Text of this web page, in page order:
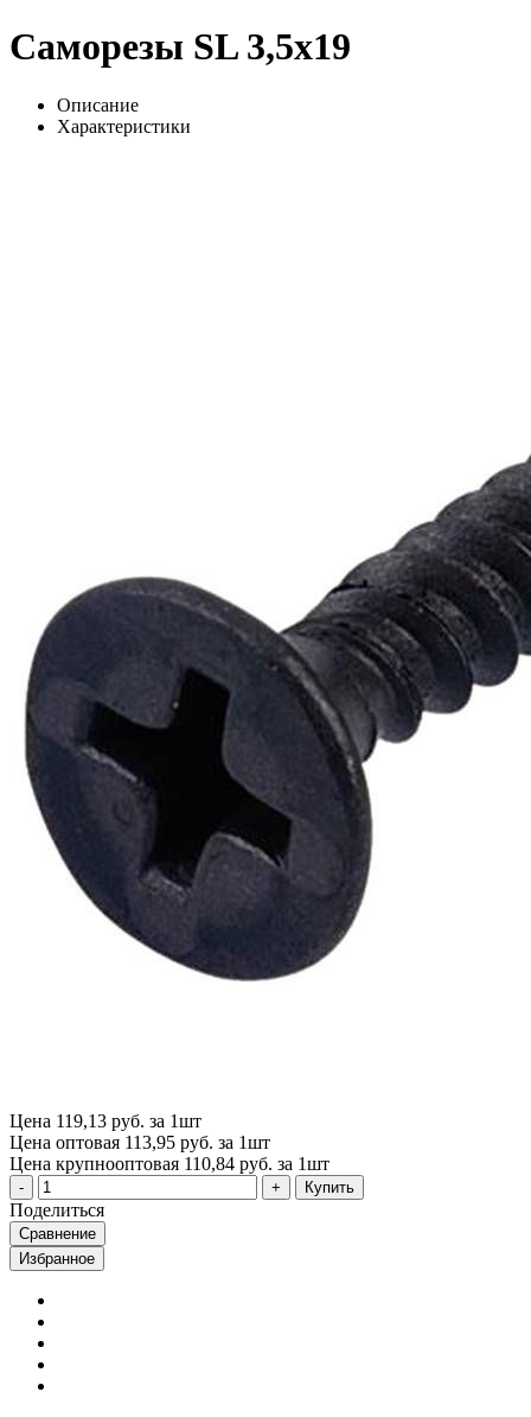
Саморезы SL 3,5х19
Описание
Характеристики
Цена 119,13 руб. за 1шт
Цена оптовая 113,95 руб. за 1шт
Цена крупнооптовая 110,84 руб. за 1шт
Купить
Поделиться
Сравнение
Избранное